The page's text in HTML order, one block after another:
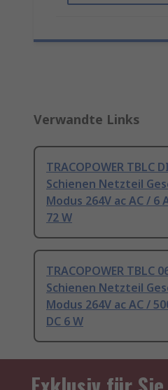
Verwandte Links
TRACOPOWER TBLC
Schienen Netzteil
Modus 264V ac AC / 6
72 W
TRACOPOWER TBLC
Schienen Netzteil
Modus 264V ac AC /
DC 6 W